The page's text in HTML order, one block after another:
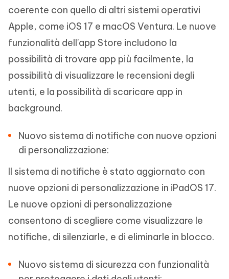
coerente con quello di altri sistemi operativi
Apple, come iOS 17 e macOS Ventura. Le nuove
funzionalità dell'app Store includono la
possibilità di trovare app più facilmente, la
possibilità di visualizzare le recensioni degli
utenti, e la possibilità di scaricare app in
background.
Nuovo sistema di notifiche con nuove opzioni
di personalizzazione:
Il sistema di notifiche è stato aggiornato con
nuove opzioni di personalizzazione in iPadOS 17.
Le nuove opzioni di personalizzazione
consentono di scegliere come visualizzare le
notifiche, di silenziarle, e di eliminarle in blocco.
Nuovo sistema di sicurezza con funzionalità